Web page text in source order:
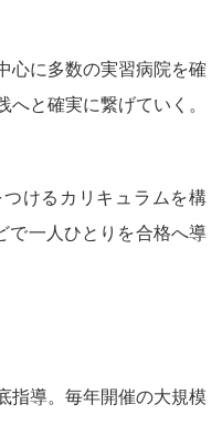
心に多数の実習病院を確
と確実に繋げていく。
けるカリキュラムを構
で一人ひとりを合格へ導
指導。毎年開催の大規模